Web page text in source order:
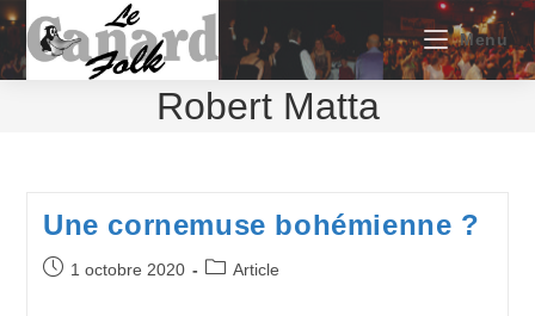
Skip
to
content
Menu
Robert Matta
Une cornemuse bohémienne ?
Publication
1 octobre 2020
PostArticle